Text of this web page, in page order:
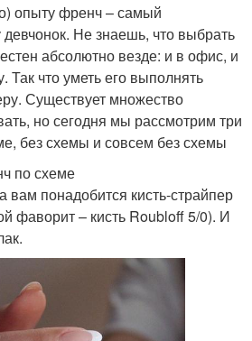
опыту френч – самый
Не знаешь, что выбрать
абсолютно везде: и в офис, и
Так что уметь его выполнять
Существует множество
но сегодня мы рассмотрим три
без схемы и совсем без схемы
по схеме
вам понадобится кисть-страйпер
фаворит – кисть Roubloff 5/0). И